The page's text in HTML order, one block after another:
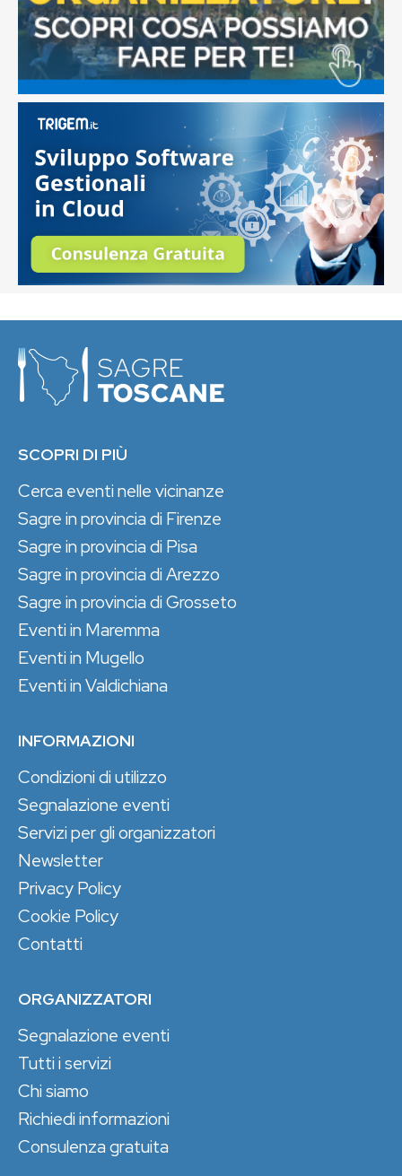
SCOPRI DI PIÙ
Cerca eventi nelle vicinanze
Sagre in provincia di Firenze
Sagre in provincia di Pisa
Sagre in provincia di Arezzo
Sagre in provincia di Grosseto
Eventi in Maremma
Eventi in Mugello
Eventi in Valdichiana
INFORMAZIONI
Condizioni di utilizzo
Segnalazione eventi
Servizi per gli organizzatori
Newsletter
Privacy Policy
Cookie Policy
Contatti
ORGANIZZATORI
Segnalazione eventi
Tutti i servizi
Chi siamo
Richiedi informazioni
Consulenza gratuita